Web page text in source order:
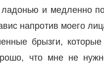
ладонью и медленно
напротив моего
брызги,
что мне не